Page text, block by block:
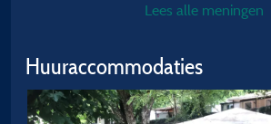
Lees alle meningen
Huuraccommodaties